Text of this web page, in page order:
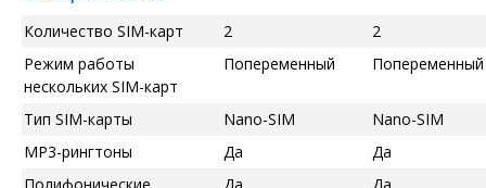
Количество SIM-карт
2
2
Режим работы
нескольких SIM-карт
Попеременный Попеременный
Тип SIM-карты Nano-SIM
Nano-SIM
MP3-рингтоны
Да
Да